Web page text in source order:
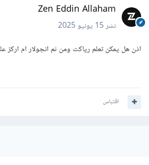
Zen Eddin Allaham
نشر15 يونيو 2025
اذن هل يمكن تعلم رياكت ومن ثم انجولار ام اركز
اقتباس